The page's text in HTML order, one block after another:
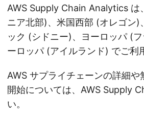
AWS Supply Chain Analytics は
ニア北部)、米国西部 (オレゴン)
ック (シドニー)、ヨーロッパ (
ーロッパ (アイルランド) でご利
AWS サプライチェーンの詳細や
開始については、AWS Supply
い。